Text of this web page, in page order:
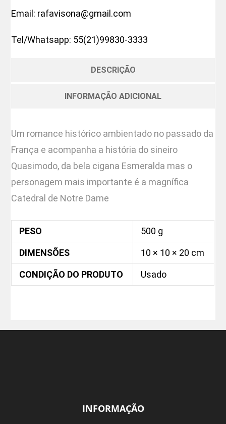
Email: rafavisona@gmail.com
Tel/Whatsapp: 55(21)99830-3333
DESCRIÇÃO
INFORMAÇÃO ADICIONAL
Um romance histórico ambientado no passado da
França e acompanha a história do sineiro
Quasimodo, da bela cigana Esmeralda mas o
personagem mais importante é a magnífica
Catedral de Notre Dame
PESO 500 g
DIMENSÕES 10 × 10 × 20 cm
CONDIÇÃO DO PRODUTO Usado
INFORMAÇÃO